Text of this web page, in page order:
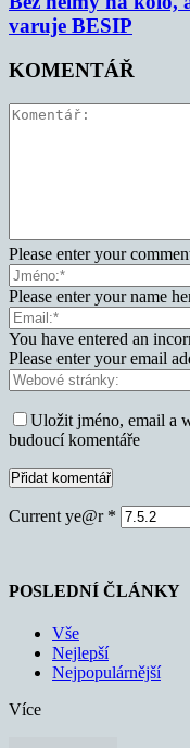
varuje BESIP
KOMENTÁŘ
Please enter your
Please enter your name
You have entered an
Please enter your email
Uložit jméno, email a
budoucí komentáře
Current ye@r *
POSLEDNÍ ČLÁNKY
Vše
Nejlepší
Nejpopulárnější
Více